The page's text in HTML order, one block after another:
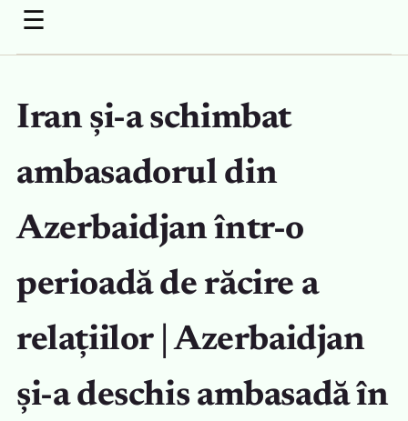
☰
Iran și-a schimbat
ambasadorul din
Azerbaidjan într-o
perioadă de răcire a
relațiilor | Azerbaidjan
și-a deschis ambasadă în